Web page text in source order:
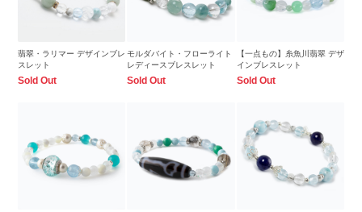
翡翠・ラリマー デザインブレ
スレット
Sold Out
モルダバイト・フローライト
レディースブレスレット
Sold Out
【一点もの】糸魚川翡翠 デザ
インブレスレット
Sold Out